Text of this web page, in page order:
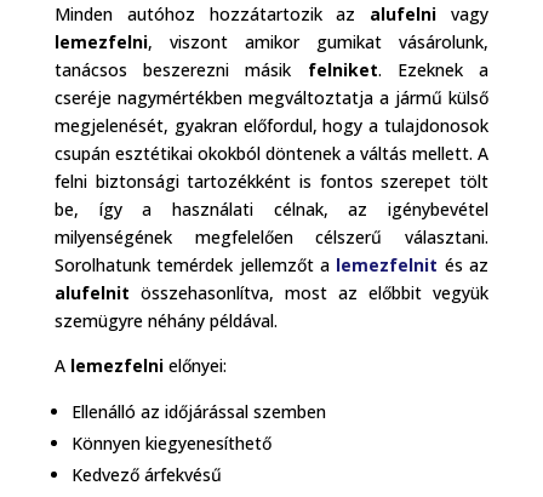
Minden autóhoz hozzátartozik az alufelnivagy
lemezfelni, viszont amikor gumikat vásárolunk,
tanácsos beszerezni másik felniket. Ezeknek a
cseréje nagymértékben megváltoztatja a jármű külső
megjelenését, gyakran előfordul, hogy a tulajdonosok
csupán esztétikai okokból döntenek a váltás mellett. A
felni biztonsági tartozékként is fontos szerepet tölt
be, így a használati célnak, az igénybevétel
milyenségének megfelelően célszerű választani.
Sorolhatunk temérdek jellemzőt a lemezfelnit és az
alufelnit összehasonlítva, most az előbbit vegyük
szemügyre néhány példával.
A lemezfelni előnyei:
Ellenálló az időjárással szemben
Könnyen kiegyenesíthető
Kedvező árfekvésű